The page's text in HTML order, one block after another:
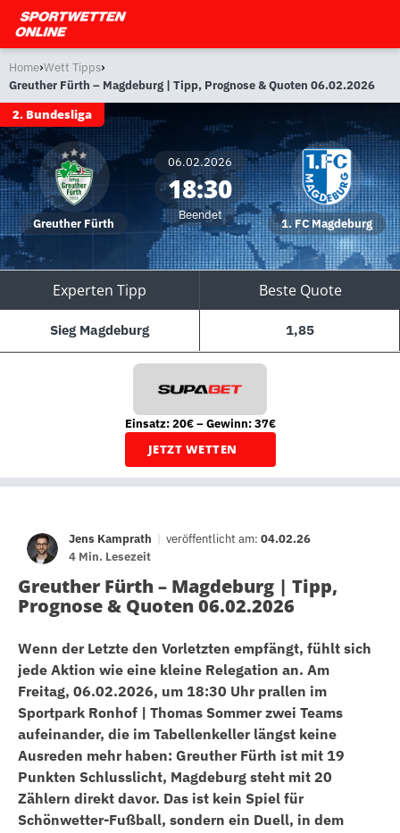
Home›Wett Tipps›
Greuther Fürth – Magdeburg | Tipp, Prognose & Quoten 06.02.2026
2. Bundesliga
Greuther Fürth
06.02.2026
18:30
Beendet
1. FC Magdeburg
Experten Tipp Beste Quote
Sieg Magdeburg 1,85
Einsatz: 20€ – Gewinn: 37€
JETZT WETTEN
Jens Kamprath | veröffentlicht am: 04.02.26
4 Min. Lesezeit
Greuther Fürth – Magdeburg | Tipp,
Prognose & Quoten 06.02.2026
Wenn der Letzte den Vorletzten empfängt, fühlt sich
jede Aktion wie eine kleine Relegation an. Am
Freitag, 06.02.2026, um 18:30 Uhr prallen im
Sportpark Ronhof | Thomas Sommer zwei Teams
aufeinander, die im Tabellenkeller längst keine
Ausreden mehr haben: Greuther Fürth ist mit 19
Punkten Schlusslicht, Magdeburg steht mit 20
Zählern direkt davor. Das ist kein Spiel für
Schönwetter-Fußball, sondern ein Duell, in dem